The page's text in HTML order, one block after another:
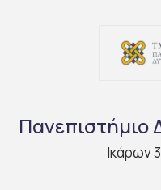
Πανεπιστήμιο
Ικάρων